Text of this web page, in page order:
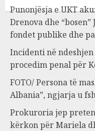
Punonjësja e UKT
Drenova dhe
fondet publike dhe
Incidenti në
procedim penal për
FOTO/ Persona të
Albania”, ngjarja u
Prokuroria jep
kërkon për Mariela